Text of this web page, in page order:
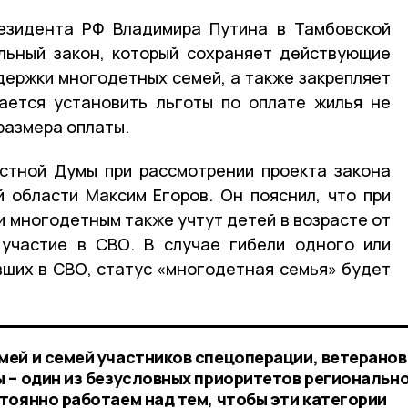
РФ Владимира Путина в Тамбовской
закон, который сохраняет действующие
многодетных семей, а также закрепляет
установить льготы по оплате жилья не
оплаты.
Думы при рассмотрении проекта закона
области Максим Егоров. Он пояснил, что при
также учтут детей в возрасте от
в СВО. В случае гибели одного или
в СВО, статус «многодетная семья» будет
и семей участников спецоперации, ветеранов
один из безусловных приоритетов
работаем над тем, чтобы эти категории